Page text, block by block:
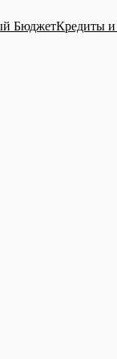
БюджетКредиты